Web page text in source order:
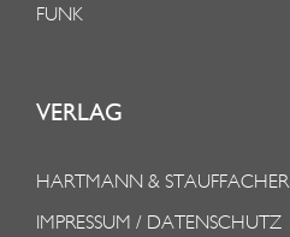
FUNK
VERLAG
HARTMANN & STAUFFACHER
IMPRESSUM / DATENSCHUTZ